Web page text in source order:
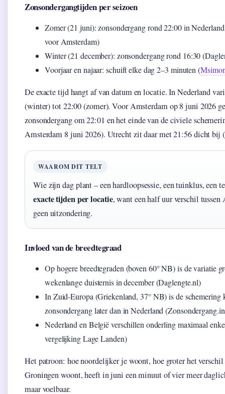
Zonsondergangtijden per seizoen
Zomer (21 juni): zonsondergang rond 22:00 in
voor Amsterdam)
Winter (21 december): zonsondergang rond 16:30
Voorjaar en najaar: schuift elke dag 2–3 minuten (
De exacte tijd hangt af van datum en locatie. In Nederland
(winter) tot 22:00 (zomer). Voor Amsterdam op 8 juni 2026
zonsondergang om 22:01 en het einde van de civiele
Amsterdam 8 juni 2026). Utrecht zit daar met 21:56 dicht
WAAROM DIT TELT
Wie zijn dag plant – een hardloopsessie, een tuinklus, een
exacte tijden per locatie, want een half uur verschil
geen uitzondering.
Invloed van de breedtegraad
Op hogere breedtegraden (boven 60° NB) is de variatie
wekenlange duisternis in december (Daglengte.nl)
In Zuid-Europa (Griekenland, 37° NB) is de schemering
zonsondergang later dan in Nederland
Nederland en België verschillen onderling maximaal
vergelijking Lage Landen)
Het patroon: hoe noordelijker je woont, hoe groter het
Groningen woont, heeft in juni een minuut of vier meer
maar voelbaar.